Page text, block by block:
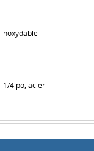
inoxydable
1/4 po, acier